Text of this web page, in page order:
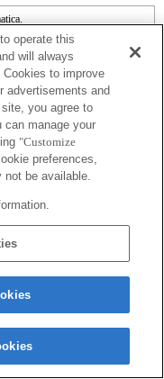
registrati dal microfono
and M (Manual) modes, the
during the movie recording.
funziona.
potrebbe non essere
su [Off].
il supporto per il montaggio, la
viene ruotato il regolatore
"Custom Key Settings"
operate this
will always
to improve
advertisements and
you agree to
can manage your
"Customize
preferences,
be available.